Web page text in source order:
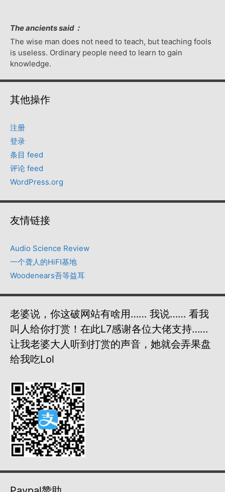
The ancients said：
The wise man does not need to teach, but teaching fools
is useless. Ordinary people need to learn to gain
knowledge.
其他操作
注册
登录
条目 feed
评论 feed
WordPress.org
友情链接
Audio Science Review
一个聋人的HiFI基地
Woodenears吾等益耳
老婆说，你这破网站有啥用…… 我说…… 看我
叫人给你打赏！在此L7感谢各位大佬支持……
让我老婆大人听到打赏的声音，她就会弄果盘
给我吃lol